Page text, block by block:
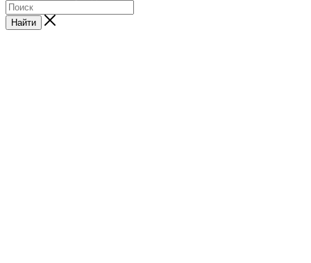
Найти